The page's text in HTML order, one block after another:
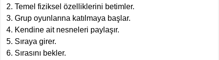
2. Temel fiziksel özelliklerini betimler.
3. Grup oyunlarına katılmaya başlar.
4. Kendine ait nesneleri paylaşır.
5. Sıraya girer.
6. Sırasını bekler.